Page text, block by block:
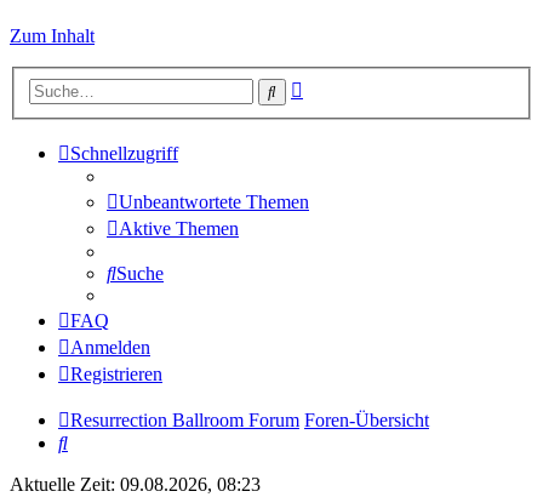
Zum Inhalt
Suche
Schnellzugriff
Unbeantwortete Themen
Aktive Themen
Suche
FAQ
Anmelden
Registrieren
Resurrection Ballroom Forum Foren-Übersicht
Suche
Aktuelle Zeit: 09.08.2026, 08:23